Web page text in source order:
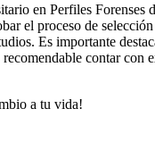
en Perfiles Forenses
el proceso de
Es importante
contar
a tu vida!